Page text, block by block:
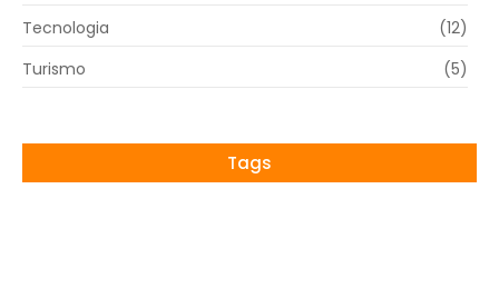
Tecnologia
(12)
Turismo
(5)
Tags